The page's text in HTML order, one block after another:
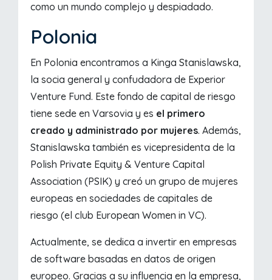
como un mundo complejo y despiadado.
Polonia
En Polonia encontramos a Kinga Stanislawska,
la socia general y confudadora de Experior
Venture Fund. Este fondo de capital de riesgo
tiene sede en Varsovia y es el primero
creado y administrado por mujeres. Además,
Stanislawska también es vicepresidenta de la
Polish Private Equity & Venture Capital
Association (PSIK) y creó un grupo de mujeres
europeas en sociedades de capitales de
riesgo (el club European Women in VC).
Actualmente, se dedica a invertir en empresas
de software basadas en datos de origen
europeo. Gracias a su influencia en la empresa,